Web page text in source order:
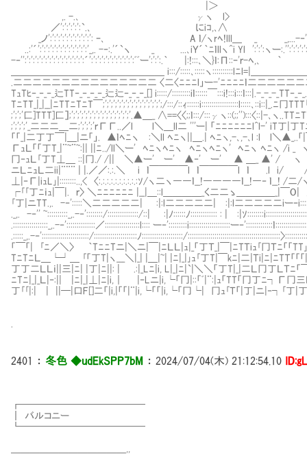
|＞
,. -.､ γヽ l> -
／':':':':':`.､ にiｺ,､∧ ／':':':':':
_ノ':':':':':':':':':':': ｰ､ A ｌ/ヽrﾍ!lll＿ _ _,...-
..:'´':':':':':':':':':':':':'_,. -‐:.'´`ヽ _ ...､iＹ´｀ﾆｌllヽ^i Yl ':':':ヽー
-‐'':':':':':':':':':':':':':':':´':':':':':':':':':':':ﾞﾞー':':':.｀ |:!:::､＼}ｌ:Π::ｰ'ｒ-ﾍ,､ ｀
＿＿＿＿＿＿＿＿＿＿＿＿＿＿＿＿ i:::/:::::､:::::ヽ::::::::::lﾆl=|＿＿＿＿
.二二二二二二二二二二二二二二二 〈二〈ﾆﾆﾆl」ー-'ﾆﾆﾆﾆｌ二二二二二
TｭTﾋ‐_‐_‐_辷TT‐_‐_‐_‐_辷辷‐_‐_‐_[] i:::::/:::::::::iｌ::::::￣:::i!:::i:::ｌ:::|.-_-_-
TﾆTT_|_|__|ﾆTTﾆTﾆT￣;';';';';';';';';';';';';';';/:::/::ｨ::::::i::::::::::::::::::l:::::､::i::|_.ﾆ冂
;';';'匚]TTT]匚］;';';';';';';';';';';';';';';'.▲＿_ ∧==〈〈;;ｌ:::/:::γヽ::(;;''):::〈::|-､ヽ
;';';';'_二二二＿二;';';';'ｒГГ..／l l＼＿ll二 '''ー| 「ﾆﾆﾆﾆﾆﾆl^l-' iT丁|丁Tﾆ
「「_|二丁丁￣|＿|ニ「」. ▲ｌﾍﾆヽ :＼ll ﾍﾆヽ||＿.| ﾍﾆヽ,-､,-､l :l l＼▲_..
ГｭＬ「「丁T_|¨~¨~:|| ||ﾆ../ll＼ー' ﾍﾆヽﾍﾆヽ ﾍﾆヽﾍﾆヽ' ﾍﾆヽ ﾍﾆヽ /i _
冂‐ｭＬ｢丁T⊥＿ ::|冂./ /|| ＼▲ー' ー' ▲‐' ー' ▲ ＿_ ▲' / ヽ ＼.|
ニＬﾆｭＬ二ii|¨¨¨ | |.／／:.:.＼ i ｌ￣￣￣￣l ｌ￣￣￣￣l ｌ .l i/ //
⊥|‐Г|iｭL｣|::::::::..,< 〈:.:.:.:.:.:.:.:.:.:ｿ/ヽ二ヽ――ｌ__!――――ｌ__!―‐ ｌ__! /
┌｢｢丁ﾆｉｭ|￣|. ｒ〉 ＼ﾆﾆﾆﾆﾆﾆ |__|＿::l＿＿＿＿_く二二ゝ＿＿＿＿_|￣O|
｢丁|ニTT.,. -‐':::::＼二二二二二| :|:l二二二二二| :|:l二二二二二iー
._,. -‐'' ~::::::::::_,.-‐'::::::::/:::::::::::::::/::| :|ﾉ::::::ﾉ::::::::::::: : | :|ｿ
.:::::::::::::::::_,.-‐'::::::::::::::／:::::::::::::::::l:::: ー‐':::::::::i::::::::::::::::::::ー‐':::::::::::::ｌ
.:::::_,.-‐':::::::::::::::::::::::/:::::::::::::::::::::ﾉ::::::::::::::::::::/:::::::::::::::::::::::::::::::::::::::::::::〉
「￣「| ｢ﾆ／＼〉 ｀TﾆﾆTニ|＼ニ|￣|ﾆＬＬ|ｭ|_「丁Ｔ_|￣|ﾆTＴiｭ｢冂Ｔﾆ
TﾆTﾆＬ＿└┘＿ ｢「丁T|ヽ___＼|_| |＿|~| |ﾆ|_|｣ｭ｢丁T|￣kﾆ|二|Ｔi|ﾆ|ﾆTＴ「「
丁丁二ＬＬｉ||三|ﾆ| |丁|ﾆ||: | .:|_Lﾆ|i, L|_|ﾆ|`|＼＼「丁T|_|二Ｌ冂丁ＬＴﾆ「
ﾆTﾆ|_|_Ｌ|‐:|| |ﾆ|_|⊥|ﾆ|i,｜ |‐Lニ|i,└「冂|::「ﾞ|¨:|ｭ「TT「冂丁ﾆ┐Γ冂
丁｢｢|:| | ||─|口F[]二「|i,|「「|¨|i,└「「|i,└「冂└| 冂ｭ｢Ｔ「|丁|ニ|‐┐｢丁|
2401 ： 冬色 ◆udEkSPP7bM ： 2024/07/04(木) 21:12:54.10
┏━━━━━━━━━━━━━
┃ バルコニー
┗━━━━━━━━━────